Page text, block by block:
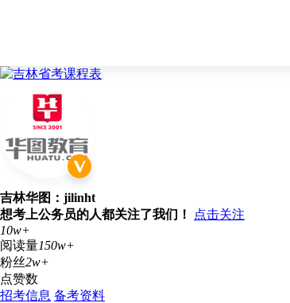
吉林华图：jilinht
想考上公务员的人都关注了我们！
点击关注
10w+
阅读量150w+
粉丝2w+
点赞数
招考信息 备考资料